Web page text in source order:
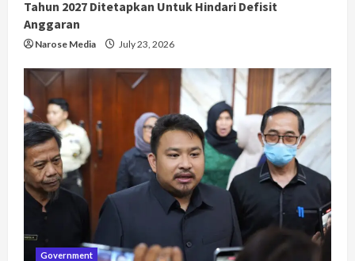
Tahun 2027 Ditetapkan Untuk Hindari Defisit
Anggaran
Narose Media July 23, 2026
Government